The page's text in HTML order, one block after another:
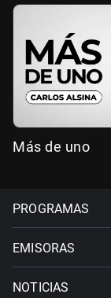
Más de uno
PROGRAMAS
EMISORAS
NOTICIAS